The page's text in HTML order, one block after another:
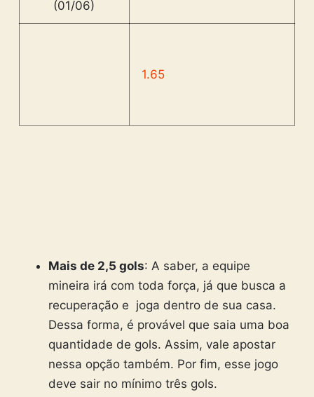
1.65
Mais de 2,5 gols: A saber, a equipe
mineira irá com toda força, já que busca a
recuperação e joga dentro de sua casa.
Dessa forma, é provável que saia uma boa
quantidade de gols. Assim, vale apostar
nessa opção também. Por fim, esse jogo
deve sair no mínimo três gols.